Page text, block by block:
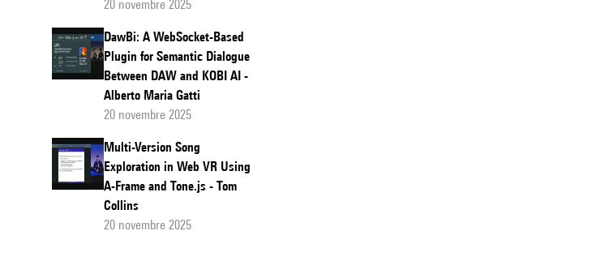
20 novembre 2025
DawBi: A WebSocket-Based
Plugin for Semantic Dialogue
Between DAW and KOBI AI -
Alberto Maria Gatti
20 novembre 2025
Multi-Version Song
Exploration in Web VR Using
A-Frame and Tone.js - Tom
Collins
20 novembre 2025